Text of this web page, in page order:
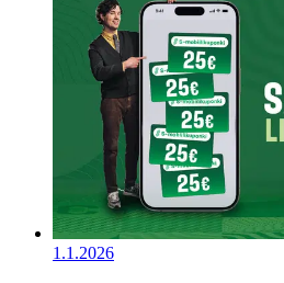
1.1.2026